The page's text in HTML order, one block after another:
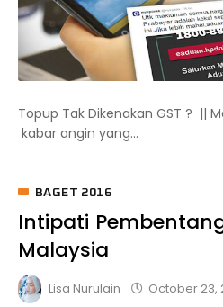
Topup Tak Dikenakan GST ? ||
kabar angin yang...
BAGET 2016
Intipati
Malaysia
Lisa Nurulain October 23,